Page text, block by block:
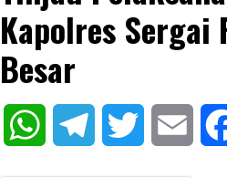
Kapolres
Besar
WhatsAppTelegram Twitter Email